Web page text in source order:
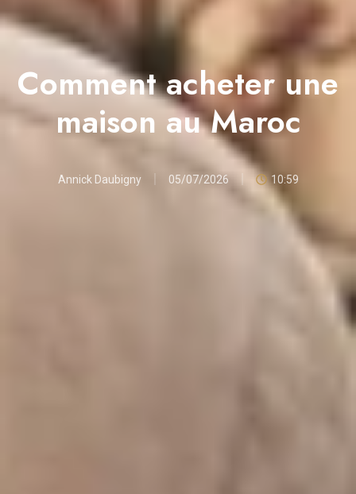
Comment acheter une
maison au Maroc
Annick Daubigny 05/07/2026 10:59